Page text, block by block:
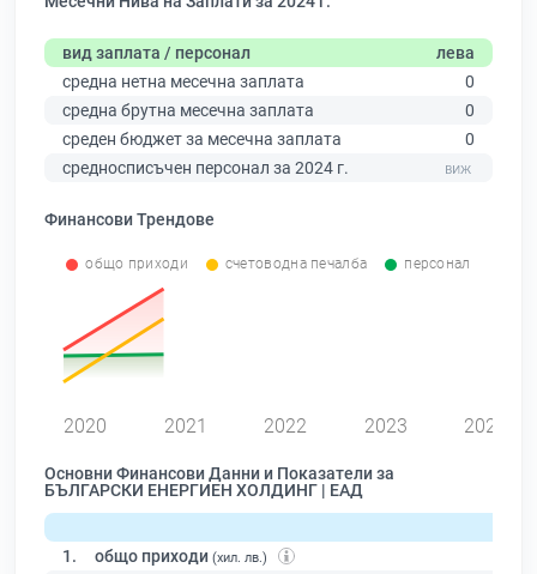
вид заплата / персонал
лева
средна нетна месечна заплата
0
средна брутна месечна заплата
0
среден бюджет за месечна заплата
0
средносписъчен персонал за 2024 г.
Финансови Трендове
общо приходи счетоводна печалба персонал
2020 2021 2022 2023 2024
Основни Финансови Данни и Показатели за
БЪЛГАРСКИ ЕНЕРГИЕН ХОЛДИНГ | ЕАД
1. общо приходи (хил. лв.)